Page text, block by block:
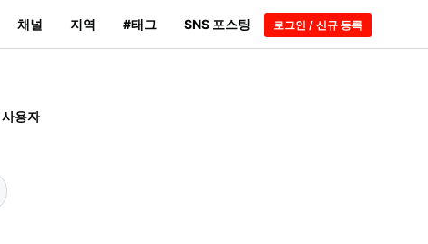
채널 지역 #태그 SNS 포스팅 로그인 / 신규 등록
사용자